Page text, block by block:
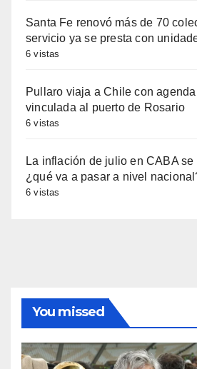
Santa Fe renovó más de 70
servicio ya se presta con
6 vistas
Pullaro viaja a Chile con
vinculada al puerto de Rosario
6 vistas
La inflación de julio en CABA
¿qué va a pasar a nivel
6 vistas
You missed